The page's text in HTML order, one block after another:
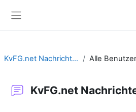
KvFG.net Nachrichten
KvFG.net